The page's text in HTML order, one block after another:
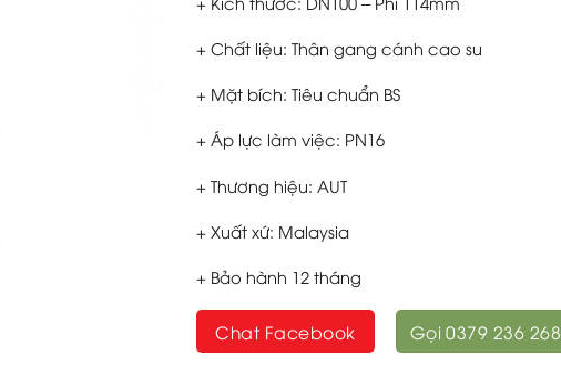
+ Chất liệu: Thân gang cánh cao su
+ Mặt bích: Tiêu chuẩn BS
+ Áp lực làm việc: PN16
+ Thương hiệu: AUT
+ Xuất xứ: Malaysia
+ Bảo hành 12 tháng
Chat Facebook Gọi 0379 236 268